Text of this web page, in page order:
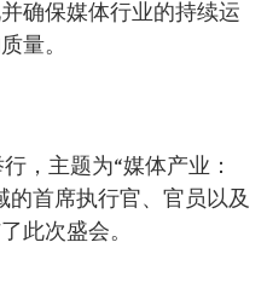
确保媒体行业的持续运
量。
，主题为“媒体产业：
的首席执行官、官员以及
此次盛会。